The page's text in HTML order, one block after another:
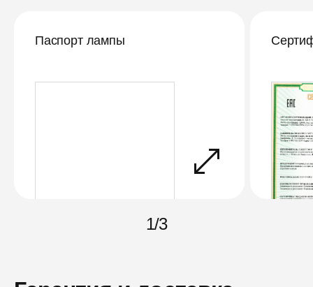
Паспорт лампы
1/3